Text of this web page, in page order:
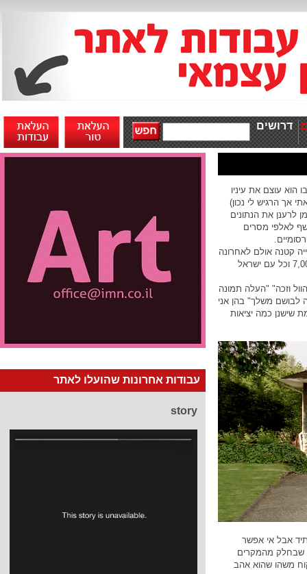
דרושים
עבודות אחרונות שהועלו לאתר
story
הוא עוצם את עיניו
שהמצאתי אך הרגיש לי נכון)
לרענן את הנתונים
לאלפי מסרים
קטנה אולם לאחרונה
מסתבר כי מדובר בתעשייה המונה 7,000,000 וכל עם ישראל
וזכה" "העלה תמונה
לבושם משלך" בהן אני
שישנן כמה יציאות
אבל אי אפשר
שבחלק מהמקרים
משהו שהוא אהב